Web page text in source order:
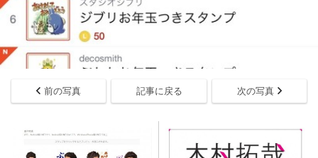
前の写真 記事に戻る 次の写真